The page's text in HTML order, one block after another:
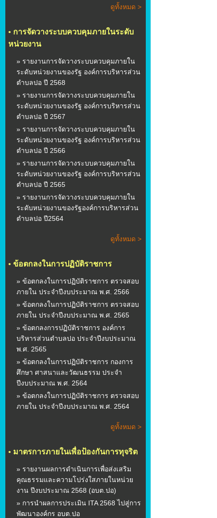
ดูทั้งหมด >
• การจัดวางระบบควบคุมภายในระดับ
หน่วยงาน
» รายงานการจัดวางระบบควบคุมภายใน
ระดับหน่วยงานของรัฐ องค์การบริหารส่วน
ตำบลปอ ปี 2568
» รายงานการจัดวางระบบควบคุมภายใน
ระดับหน่วยงานของรัฐ องค์การบริหารส่วน
ตำบลปอ ปี 2567
» รายงานการจัดวางระบบควบคุมภายใน
ระดับหน่วยงานของรัฐ องค์การบริหารส่วน
ตำบลปอ ปี 2566
» รายงานการจัดวางระบบควบคุมภายใน
ระดับหน่วยงานของรัฐ องค์การบริหารส่วน
ตำบลปอ ปี 2565
» รายงานการจัดวางระบบควบคุมภายใน
ระดับหน่วยงานของรัฐองค์การบริหารส่วน
ตำบลปอ ปี2564
ดูทั้งหมด >
• ข้อตกลงในการปฏิบัติราชการ
» ข้อตกลงในการปฏิบัติราชการ ตรวจสอบ
ภายใน ประจำปีงบประมาณ พ.ศ. 2566
» ข้อตกลงในการปฏิบัติราชการ ตรวจสอบ
ภายใน ประจำปีงบประมาณ พ.ศ. 2565
» ข้อตกลงการปฏิบัติราชการ องค์การ
บริหารส่วนตำบลปอ ประจำปีงบประมาณ
พ.ศ. 2565
» ข้อตกลงในการปฏิบัติราชการ กองการ
ศึกษา ศาสนาและวัฒนธรรม ประจำ
ปีงบประมาณ พ.ศ. 2564
» ข้อตกลงในการปฏิบัติราชการ ตรวจสอบ
ภายใน ประจำปีงบประมาณ พ.ศ. 2564
ดูทั้งหมด >
• มาตรการภายในเพื่อป้องกันการทุจริต
» รายงานผลการดำเนินการเพื่อส่งเสริม
คุณธรรมและความโปร่งใสภายในหน่วย
งาน ปีงบประมาณ 2568 (อบต.ปอ)
» การนำผลการประเมิน ITA 2568 ไปสู่การ
พัฒนาองค์กร อบต.ปอ